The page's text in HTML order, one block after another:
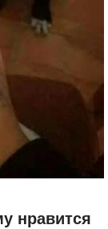
нравится